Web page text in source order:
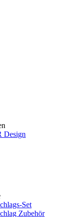
Design
Set
Zubehör